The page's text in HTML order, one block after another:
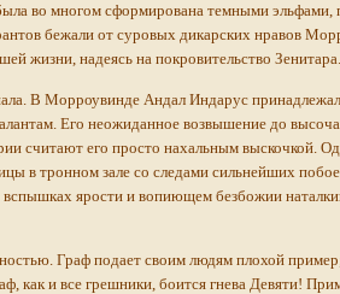
во многом сформирована темными
бежали от суровых дикарских нравов
жизни, надеясь на покровительство Зенитара.
В Морроувинде Андал Индарус принадлежал
Его неожиданное возвышение до
считают его просто нахальным выскочкой.
в тронном зале со следами сильнейших
ярости и вопиющем безбожии
Граф подает своим людям плохой
как и все грешники, боится гнева Девяти!